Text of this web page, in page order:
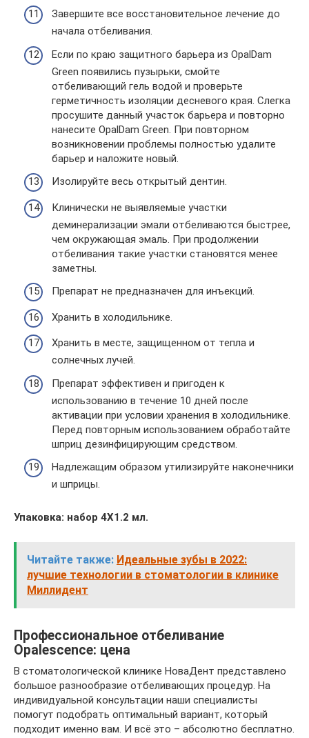
Завершите все восстановительное лечение до
начала отбеливания.
Если по краю защитного барьера из OpalDam
Green появились пузырьки, смойте
отбеливающий гель водой и проверьте
герметичность изоляции десневого края. Слегка
просушите данный участок барьера и повторно
нанесите OpalDam Green. При повторном
возникновении проблемы полностью удалите
барьер и наложите новый.
Изолируйте весь открытый дентин.
Клинически не выявляемые участки
деминерализации эмали отбеливаются быстрее,
чем окружающая эмаль. При продолжении
отбеливания такие участки становятся менее
заметны.
Препарат не предназначен для инъекций.
Хранить в холодильнике.
Хранить в месте, защищенном от тепла и
солнечных лучей.
Препарат эффективен и пригоден к
использованию в течение 10 дней после
активации при условии хранения в холодильнике.
Перед повторным использованием обработайте
шприц дезинфицирующим средством.
Надлежащим образом утилизируйте наконечники
и шприцы.
Упаковка: набор 4Х1.2 мл.
Читайте также: Идеальные зубы в 2022:
лучшие технологии в стоматологии в клинике
Миллидент
Профессиональное отбеливание
Opalescence: цена
В стоматологической клинике НоваДент представлено
большое разнообразие отбеливающих процедур. На
индивидуальной консультации наши специалисты
помогут подобрать оптимальный вариант, который
подходит именно вам. И всё это – абсолютно бесплатно.